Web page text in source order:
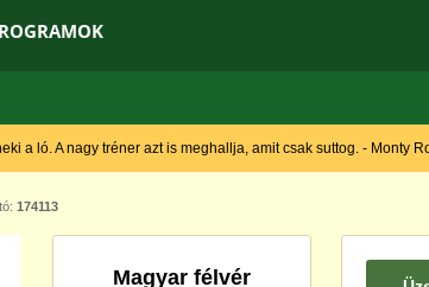
a ló. A nagy tréner azt is meghallja, amit csak suttog. - Monty
174113
Magyar félvér